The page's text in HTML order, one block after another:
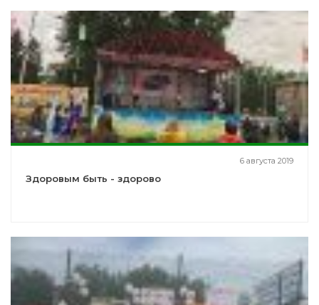
6 августа 2019
Здоровым быть - здорово